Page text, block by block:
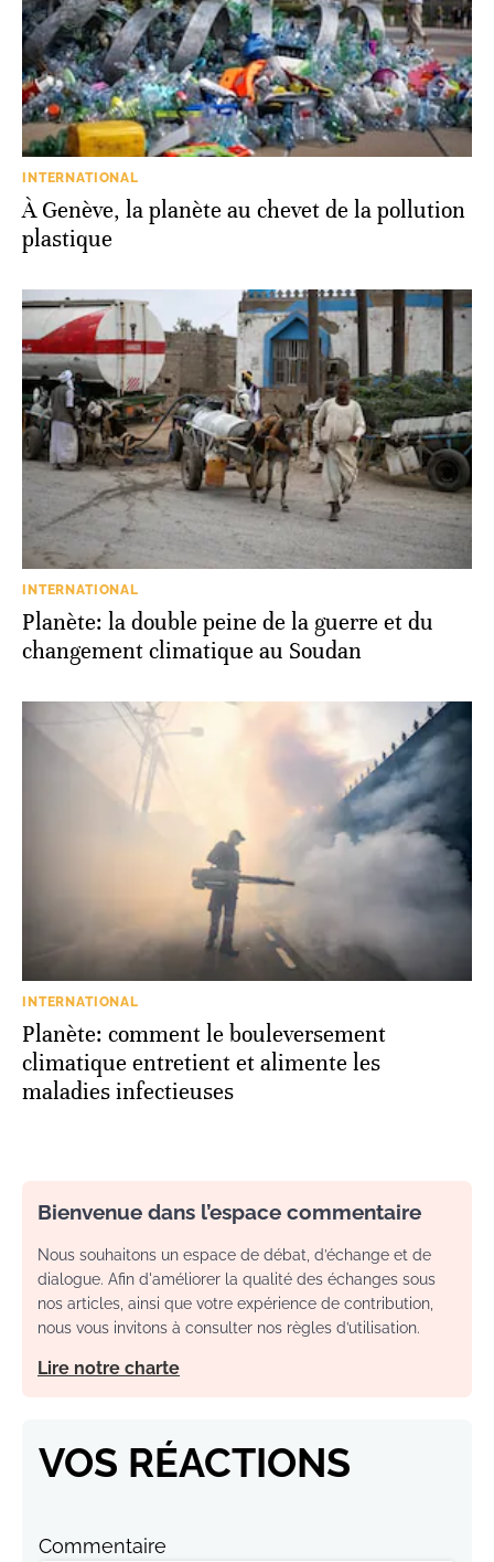
INTERNATIONAL
À Genève, la planète au chevet de la pollution
plastique
INTERNATIONAL
Planète: la double peine de la guerre et du
changement climatique au Soudan
INTERNATIONAL
Planète: comment le bouleversement
climatique entretient et alimente les
maladies infectieuses
Bienvenue dans l’espace commentaire
Nous souhaitons un espace de débat, d’échange et de
dialogue. Afin d'améliorer la qualité des échanges sous
nos articles, ainsi que votre expérience de contribution,
nous vous invitons à consulter nos règles d’utilisation.
Lire notre charte
VOS RÉACTIONS
Commentaire